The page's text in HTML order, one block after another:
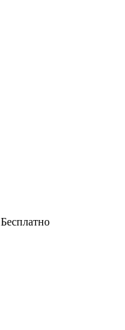
Бесплатно